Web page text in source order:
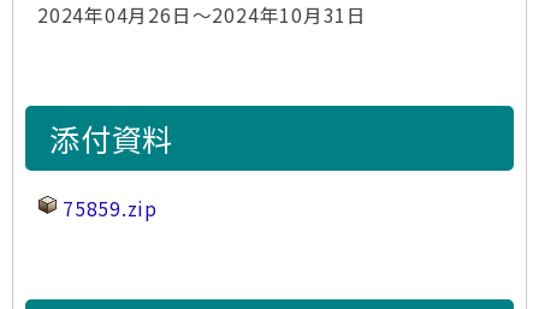
2024年04月26日～2024年10月31日
添付資料
75859.zip